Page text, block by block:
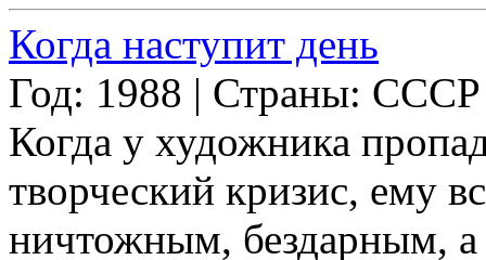
Когда наступит день
Год: 1988 | Страны: СССР
Когда у художника
творческий кризис, ему
ничтожным, бездарным, а